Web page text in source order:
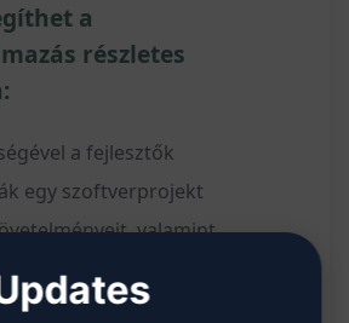
a
részletes
a fejlesztők
egy szoftverprojekt
valamint
lehetséges kihívásokat vagy